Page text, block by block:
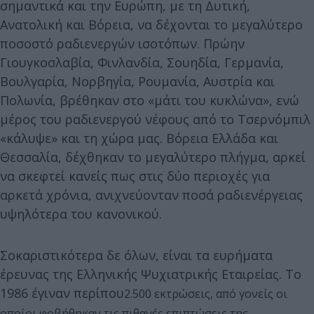
σημαντικά και την Ευρώπη, με τη Δυτική,
Ανατολική και Βόρεια, να δέχονται το μεγαλύτερο
ποσοστό ραδιενεργών ισοτόπων. Πρώην
Γιουγκοσλαβία, Φινλανδία, Σουηδία, Γερμανία,
Βουλγαρία, Νορβηγία, Ρουμανία, Αυστρία και
Πολωνία, βρέθηκαν στο «μάτι του κυκλώνα», ενώ
μέρος του ραδιενεργού νέφους από το Τσερνόμπιλ
«κάλυψε» και τη χώρα μας. Βόρεια Ελλάδα και
Θεσσαλία, δέχθηκαν το μεγαλύτερο πλήγμα, αρκεί
να σκεφτεί κανείς πως στις δύο περιοχές για
αρκετά χρόνια, ανιχνεύονταν ποσά ραδιενέργειας
υψηλότερα του κανονικού.
Σοκαριστικότερα δε όλων, είναι τα ευρήματα
έρευνας της Ελληνικής Ψυχιατρικής Εταιρείας. Το
1986 έγιναν περίπου2.500 εκτρώσεις, από γονείς οι